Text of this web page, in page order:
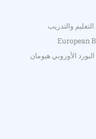
والتدريب
الأوروبي هيومان